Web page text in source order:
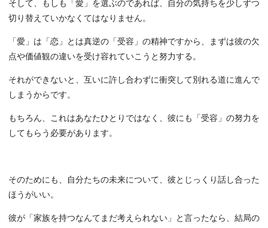
そして、もしも「愛」を選ぶのであれば、自分の気持ちを少しずつ
切り替えていかなくてはなりません。
「愛」は「恋」とは真逆の「受容」の精神ですから、まずは彼の欠
点や価値観の違いを受け容れていこうと努力する。
それができないと、互いに許し合わずに衝突して別れる道に進んで
しまうからです。
もちろん、これはあなたひとりではなく、彼にも「受容」の努力を
してもらう必要があります。
そのためにも、自分たちの未来について、彼とじっくり話し合った
ほうがいい。
彼が「家族を持つなんてまだ考えられない」と言ったなら、結局の